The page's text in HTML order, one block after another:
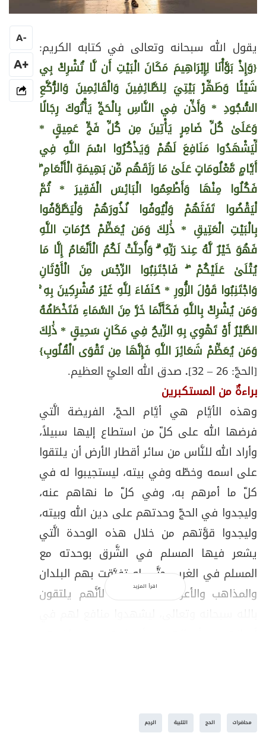
يقول الله سبحانه وتعالى في كتابه الكريم:
{وَإِذْ بَوَّأْنَا لِإِبْرَاهِيمَ مَكَانَ الْبَيْتِ أَن لَّا تُشْرِكْ بِي
شَيْئًا وَطَهِّرْ بَيْتِيَ لِلطَّائِفِينَ وَالْقَائِمِينَ وَالرُّكَّعِ
السُّجُودِ *وَأَذِّن فِي النَّاسِ بِالْحَجِّ يَأْتُوكَ رِجَالًا
وَعَلَىٰ كُلِّ ضَامِرٍ يَأْتِينَ مِن كُلِّ فَجٍّ عَمِيقٍ *
لِّيَشْهَدُوا مَنَافِعَ لَهُمْ وَيَذْكُرُوا اسْمَ اللَّهِ فِي
أَيَّامٍ مَّعْلُومَاتٍ عَلَىٰ مَا رَزَقَهُم مِّن بَهِيمَةِ الْأَنْعَامِ ۖ
فَكُلُوا مِنْهَا وَأَطْعِمُوا الْبَائِسَ الْفَقِيرَ * ثُمَّ
لْيَقْضُوا تَفَثَهُمْ وَلْيُوفُوا نُذُورَهُمْ وَلْيَطَّوَّفُوا
بِالْبَيْتِ الْعَتِيقِ * ذَٰلِكَ وَمَن يُعَظِّمْ حُرُمَاتِ اللَّهِ
فَهُوَ خَيْرٌ لَّهُ عِندَ رَبِّهِ ۗ وَأُحِلَّتْ لَكُمُ الْأَنْعَامُ إِلَّا مَا
يُتْلَىٰ عَلَيْكُمْ ۖ فَاجْتَنِبُوا الرِّجْسَ مِنَ الْأَوْثَانِ
وَاجْتَنِبُوا قَوْلَ الزُّورِ * حُنَفَاءَ لِلَّهِ غَيْرَ مُشْرِكِينَ بِهِ ۚ
وَمَن يُشْرِكْ بِاللَّهِ فَكَأَنَّمَا خَرَّ مِنَ السَّمَاءِ فَتَخْطَفُهُ
الطَّيْرُ أَوْ تَهْوِي بِهِ الرِّيحُ فِي مَكَانٍ سَحِيقٍ * ذَٰلِكَ
وَمَن يُعَظِّمْ شَعَائِرَ اللَّهِ فَإِنَّهَا مِن تَقْوَى الْقُلُوبِ}
[الحجّ: 26 – 32]
. صدق الله العليّ العظيم.
براءةٌ من المستكبرين
وهذه الأيَّام هي أيَّام الحجّ، الفريضة الَّتي
فرضها الله على كلّ من استطاع إليها سبيلاً،
وأراد الله للنَّاس من سائر أقطار الأرض أن يلتقوا
على اسمه وخطّه وفي بيته، ليستجيبوا له في
كلّ ما أمرهم به، وفي كلّ ما نهاهم عنه،
وليجدوا في الحجّ وحدتهم على دين الله وبيته،
وليجدوا قوَّتهم من خلال هذه الوحدة الَّتي
يشعر فيها المسلم في الشَّرق بوحدته مع
المسلم في الغرب، حتَّى لو تفرَّقت بهم البلدان
والمذاهب والأعراق والقوميَّات، لأنَّهم يلتقون
بالله سبحانه وتعالى، ليشهدوا منافع لهم في
ولذلك، فإنَّ الله سبحانه وتعالى أراد للحجّ، منذ
اقرأ المزيد
-
A
+A
محاضرات الحج التلبية الرجم